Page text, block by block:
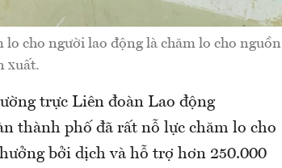
lo cho người lao động là chăm lo cho nguồn
xuất.
trực Liên đoàn Lao động
thành phố đã rất nỗ lực chăm lo cho
bởi dịch và hỗ trợ hơn 250.000